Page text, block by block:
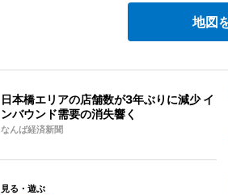
地図
日本橋エリアの店舗数が3年ぶりに減少 イ
ンバウンド需要の消失響く
なんば経済新聞
見る・遊ぶ